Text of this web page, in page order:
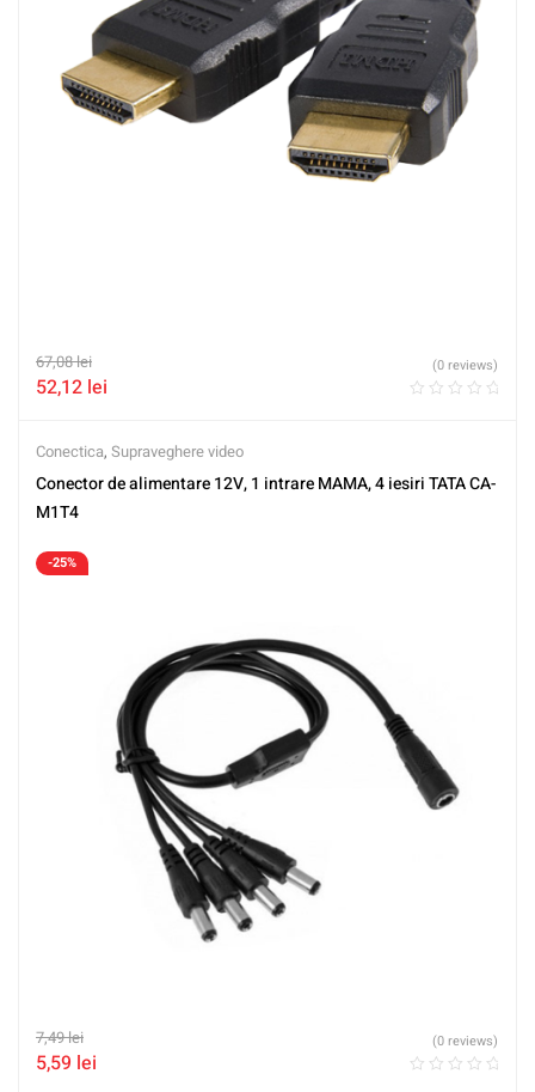
67,08lei
52,12 lei
(0 reviews)
Conectica, Supraveghere video
Conector de alimentare 12V, 1 intrare MAMA, 4 iesiri TATA CA-
M1T4
-25%
7,49lei
5,59 lei
(0 reviews)